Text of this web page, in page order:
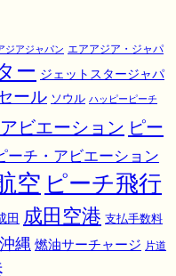
ジアジャパン エアアジア・ジャパ
ー ジェットスタージャパ
ール ソウル ハッピーピーチ
ビエーション ピー
ーチ・アビエーション
空 ピーチ飛行
田 成田空港 支払手数料
沖縄 燃油サーチャージ 片道